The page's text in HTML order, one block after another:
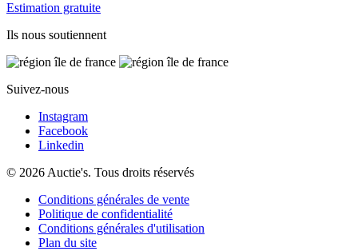
Estimation gratuite
Ils nous soutiennent
Suivez-nous
Instagram
Facebook
Linkedin
© 2026 Auctie's. Tous droits réservés
Conditions générales de vente
Politique de confidentialité
Conditions générales d'utilisation
Plan du site